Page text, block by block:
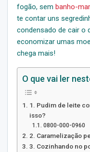
fogão, sem banho-
te contar uns
condensado de cair o
economizar umas
chega mais!
O que vai ler
1. Pudim de leite
isso?
0800-000-0960
2. Caramelização
3. Cozinhando no